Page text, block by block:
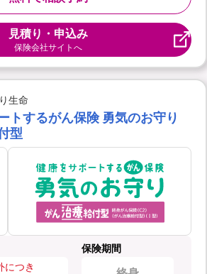
見積り・申込み
保険会社サイトへ
生命
トするがん保険 勇気のお守り
型
につき
保険期間